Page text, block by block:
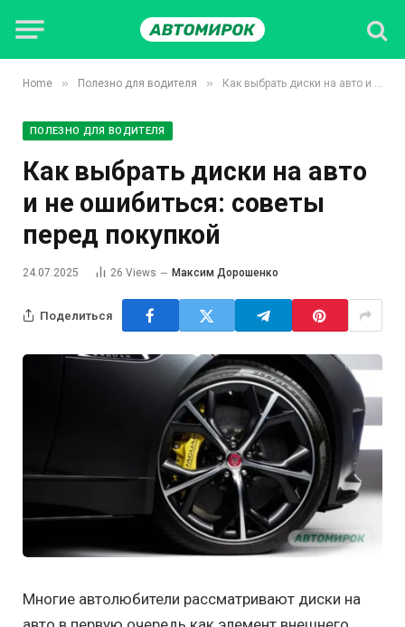
Home » Полезно для водителя » Как выбрать диски на авто и не ошибиться: советы перед покупкой
ПОЛЕЗНО ДЛЯ ВОДИТЕЛЯ
Как выбрать диски на авто
и не ошибиться: советы
перед покупкой
24.07.2025 26 Views Максим Дорошенко
Поделиться
Многие автолюбители рассматривают диски на